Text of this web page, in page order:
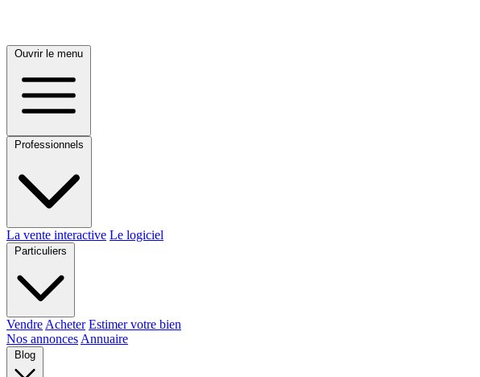
Ouvrir le menu
Professionnels
La vente interactive Le logiciel
Particuliers
Vendre Acheter Estimer votre bien
Nos annonces Annuaire
Blog